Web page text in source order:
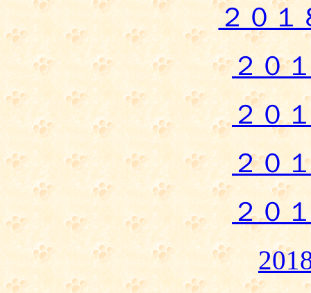
２０１
２０
２０
２０
２０